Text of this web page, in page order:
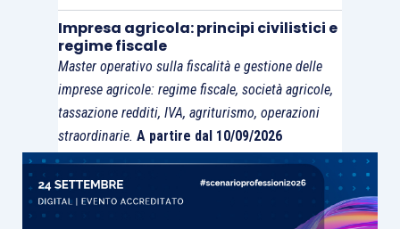
Impresa agricola: principi civilistici e
regime fiscale
Master operativo sulla fiscalità e gestione delle
imprese agricole: regime fiscale, società agricole,
tassazione redditi, IVA, agriturismo, operazioni
straordinarie. A partire dal 10/09/2026